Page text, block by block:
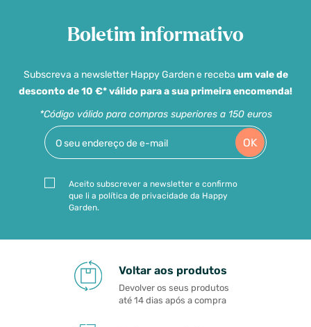
Boletim informativo
Subscreva a newsletter Happy Garden e receba um vale de
desconto de 10 €* válido para a sua primeira encomenda!
*Código válido para compras superiores a 150 euros
OK
Aceito subscrever a newsletter e confirmo
que li a política de privacidade da Happy
Garden.
Voltar aos produtos
Devolver os seus produtos
até 14 dias após a compra